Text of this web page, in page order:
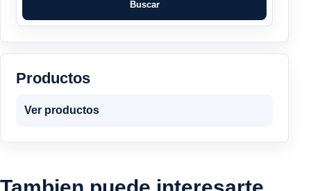
Buscar
Productos
Ver productos